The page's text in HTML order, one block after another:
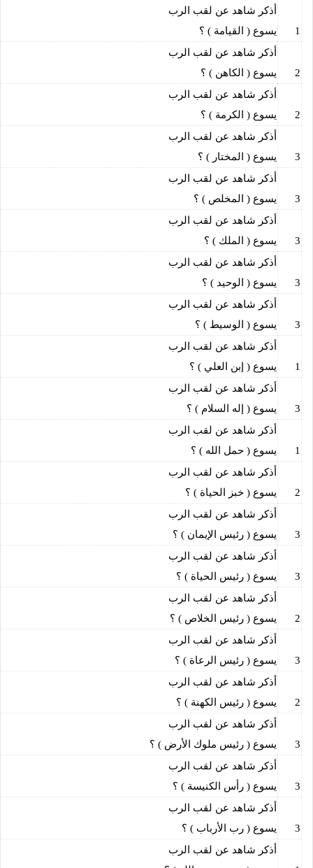
1
أذكر شاهد عن لقب الرب
يسوع ( القيامة ) ؟
2
أذكر شاهد عن لقب الرب
يسوع ( الكاهن ) ؟
2
أذكر شاهد عن لقب الرب
يسوع ( الكرمة ) ؟
3
أذكر شاهد عن لقب الرب
يسوع ( المختار ) ؟
3
أذكر شاهد عن لقب الرب
يسوع ( المخلص ) ؟
3
أذكر شاهد عن لقب الرب
يسوع ( الملك ) ؟
3
أذكر شاهد عن لقب الرب
يسوع ( الوحيد ) ؟
3
أذكر شاهد عن لقب الرب
يسوع ( الوسيط ) ؟
1
أذكر شاهد عن لقب الرب
يسوع ( إبن العلي ) ؟
3
أذكر شاهد عن لقب الرب
يسوع ( إله السلام ) ؟
1
أذكر شاهد عن لقب الرب
يسوع ( حمل الله ) ؟
2
أذكر شاهد عن لقب الرب
يسوع ( خبز الحياة ) ؟
3
أذكر شاهد عن لقب الرب
يسوع ( رئيس الإيمان ) ؟
3
أذكر شاهد عن لقب الرب
يسوع ( رئيس الحياة ) ؟
2
أذكر شاهد عن لقب الرب
يسوع ( رئيس الخلاص ) ؟
3
أذكر شاهد عن لقب الرب
يسوع ( رئيس الرعاة ) ؟
2
أذكر شاهد عن لقب الرب
يسوع ( رئيس الكهنة ) ؟
3
أذكر شاهد عن لقب الرب
يسوع ( رئيس ملوك الأرض ) ؟
3
أذكر شاهد عن لقب الرب
يسوع ( رأس الكنيسة ) ؟
3
أذكر شاهد عن لقب الرب
يسوع ( رب الأرباب ) ؟
أذكر شاهد عن لقب الرب